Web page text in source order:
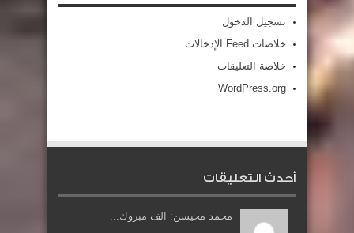
تسجيل الدخول
خلاصات Feed الإدخالات
خلاصة التعليقات
WordPress.org
أحدث التعليقات
محمد محيسن: الف مبروك...